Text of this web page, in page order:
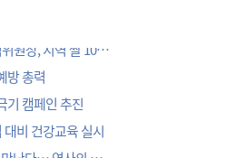
비 건강교육 실시
천안시청소년상담복지센터, '스마트폰 가족치유캠프' 운영